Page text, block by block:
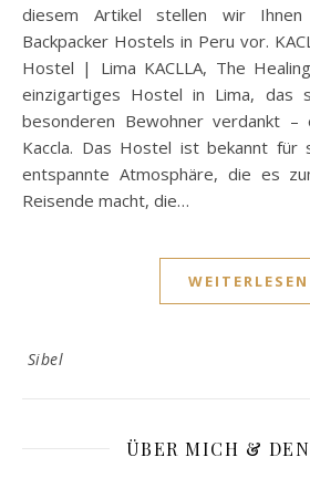
diesem Artikel stellen wir
Backpacker Hostels in Peru vor.
Hostel | Lima KACLLA, The
einzigartiges Hostel in Lima, das
besonderen Bewohner verdankt –
Kaccla. Das Hostel ist bekannt für
entspannte Atmosphäre, die es
Reisende macht, die…
WEITERLESEN
Sibel
ÜBER MICH &